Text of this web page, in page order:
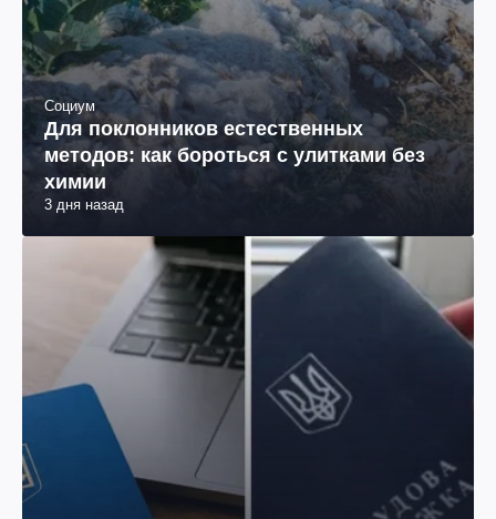
Социум
Для поклонников естественных
методов: как бороться с улитками без
химии
3 дня назад